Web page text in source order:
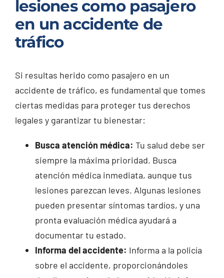
lesiones como pasajero
en un accidente de
tráfico
Si resultas herido como pasajero en un
accidente de tráfico, es fundamental que tomes
ciertas medidas para proteger tus derechos
legales y garantizar tu bienestar:
Busca atención médica: Tu salud debe ser
siempre la máxima prioridad. Busca
atención médica inmediata, aunque tus
lesiones parezcan leves. Algunas lesiones
pueden presentar síntomas tardíos, y una
pronta evaluación médica ayudará a
documentar tu estado.
Informa del accidente: Informa a la policía
sobre el accidente, proporcionándoles